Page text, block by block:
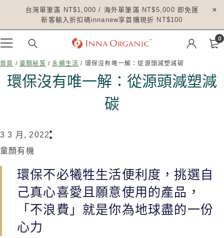
台灣單筆滿 NT$1,000 / 海外單筆滿 NT$5,000 即免運
新客輸入折扣碼innanew享首購現折 NT$100
0
首頁 /童顏秘笈 /永續生活 / 環保沒有唯一解：從源頭減塑減碳
環保沒有唯一解：從源頭減塑減
碳
3 3 月, 2022
童顏有機
環保不必犧牲生活便利度，挑選自
己真心喜愛且願意使用的產品，
「不浪費」就是你為地球盡的一份
心力